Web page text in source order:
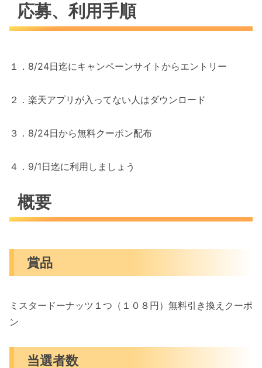
応募、利用手順
１．8/24日迄にキャンペーンサイトからエントリー
２．楽天アプリが入ってない人はダウンロード
３．8/24日から無料クーポン配布
４．9/1日迄に利用しましょう
概要
賞品
ミスタードーナッツ１つ（１０８円）無料引き換えクーポ
ン
当選者数